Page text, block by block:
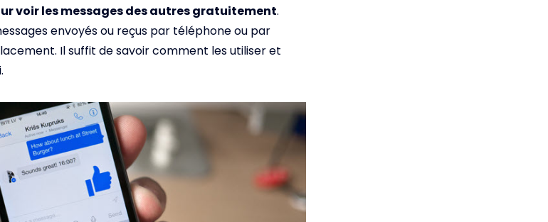
voir les messages des autres gratuitement.
envoyés ou reçus par téléphone ou par
Il suffit de savoir comment les utiliser et